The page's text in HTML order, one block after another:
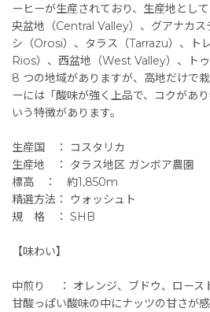
ーヒーが生産されており、生産地とし
央盆地（Central Valley）、グアナカ
シ（Orosi）、タラス（Tarrazu）、ト
Rios）、西盆地（West Valley）、ト
8 つの地域がありますが、高地だけで
ーには「酸味が強く上品で、コクがあ
いう特徴があります。
生産国 ： コスタリカ
生産地 ： タラス地区 ガンボア農園
標高 ： 約1,850m
精選方法： ウォッシュト
規 格 ： SHB
【味わい】
中煎り ： オレンジ、ブドウ、ロース
甘酸っぱい酸味の中にナッツの甘さが